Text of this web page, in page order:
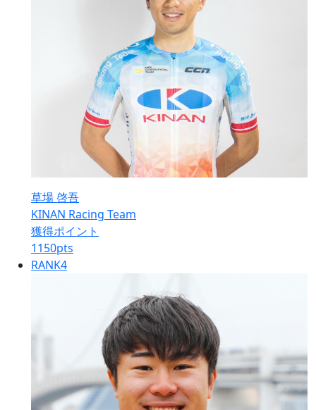
草場 啓吾
KINAN Racing Team
獲得ポイント
1150pts
RANK4